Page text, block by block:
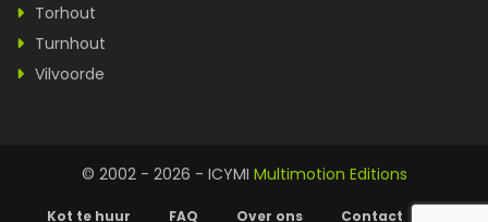
Torhout
Turnhout
Vilvoorde
© 2002 - 2026 - ICYMI Multimotion Editions
Kot te huur FAQ Over ons Contact